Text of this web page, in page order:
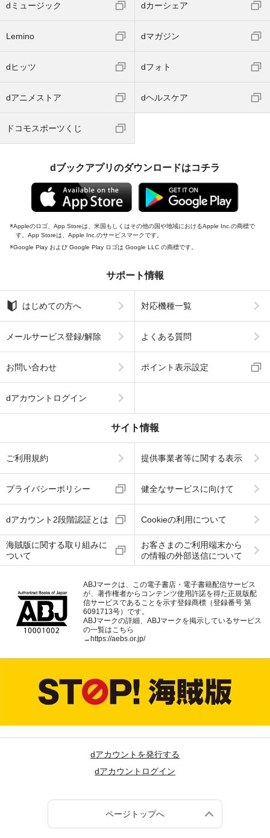
dミュージック dカーシェア
Lemino dマガジン
dヒッツ dフォト
dアニメストア dヘルスケア
ドコモスポーツくじ
dブックアプリのダウンロードはコチラ
Appleのロゴ、App Storeは、米国もしくはその他の国や地域におけるApple Inc.の商標で
す。App Storeは、Apple Inc.のサービスマークです。
Google Play および Google Play ロゴは Google LLC の商標です。
サポート情報
はじめての方へ 対応機種一覧
メールサービス登録/解除 よくある質問
お問い合わせ ポイント表示設定
dアカウントログイン
サイト情報
ご利用規約 提供事業者等に関する表示
プライバシーポリシー 健全なサービスに向けて
dアカウント2段階認証とは Cookieの利用について
海賊版に関する取り組みに
ついて
お客さまのご利用端末から
の情報の外部送信について
ABJマークは、この電子書店・電子書籍配信サービス
が、著作権者からコンテンツ使用許諾を得た正規版配
信サービスであることを示す登録商標（登録番号 第
6091713号）です。
ABJマークの詳細、ABJマークを掲示しているサービス
の一覧はこちら
→ https://aebs.or.jp/
dアカウントを発行する
dアカウントログイン
ページトップへ